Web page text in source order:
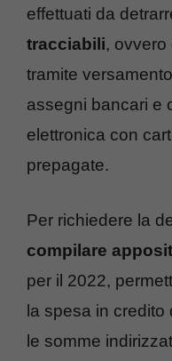
effettuati da
tracciabili, ovvero
tramite
assegni bancari e
elettronica con
prepagate.
Per richiedere la
compilare
per il 2022,
la spesa in credito
le somme